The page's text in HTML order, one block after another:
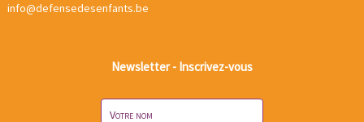
info@defensedesenfants.be
Newsletter - Inscrivez-vous